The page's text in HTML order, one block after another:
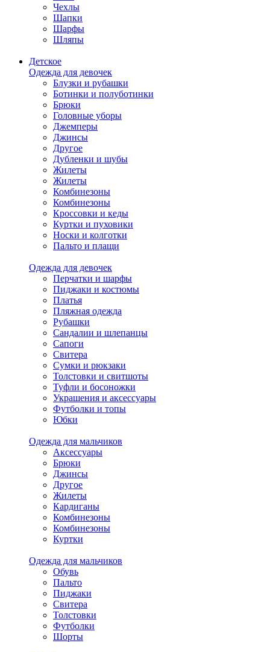
Чехлы
Шапки
Шарфы
Шляпы
Детское
Одежда для девочек
Блузки и рубашки
Ботинки и полуботинки
Брюки
Головные уборы
Джемперы
Джинсы
Другое
Дубленки и шубы
Жилеты
Жилеты
Комбинезоны
Комбинезоны
Кроссовки и кеды
Куртки и пуховики
Носки и колготки
Пальто и плащи
Одежда для девочек
Перчатки и шарфы
Пиджаки и костюмы
Платья
Пляжная одежда
Рубашки
Сандалии и шлепанцы
Сапоги
Свитера
Сумки и рюкзаки
Толстовки и свитшоты
Туфли и босоножки
Украшения и аксессуары
Футболки и топы
Юбки
Одежда для мальчиков
Аксессуары
Брюки
Джинсы
Другое
Жилеты
Кардиганы
Комбинезоны
Комбинезоны
Куртки
Одежда для мальчиков
Обувь
Пальто
Пиджаки
Свитера
Толстовки
Футболки
Шорты